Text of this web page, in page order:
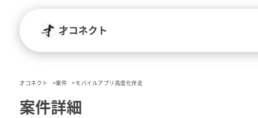
才コネクト
才コネクト 案件 モバイルアプリ高度化伴走
案件詳細